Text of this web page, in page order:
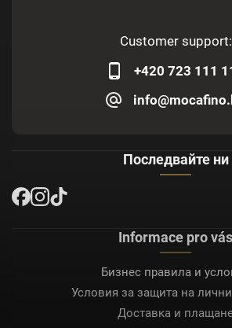
Customer support:
+420 723 111
Последвайте ни
Informace pro vás
Бизнес правила и
Условия за защита на
Доставка и